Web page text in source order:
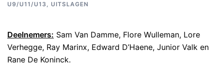
U9/U11/U13 , UITSLAGEN
Deelnemers: Sam Van Damme, Flore Wulleman, Lore
Verhegge, Ray Marinx, Edward D’Haene, Junior Valk en
Rane De Koninck.